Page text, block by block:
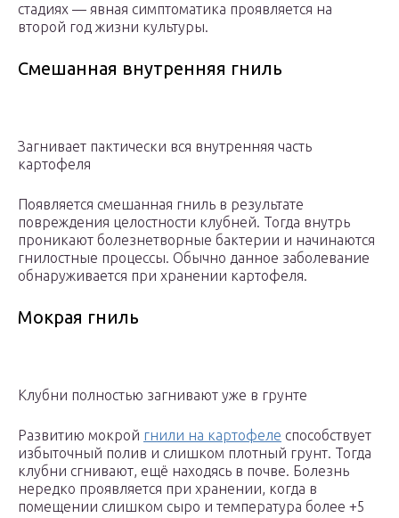
стадиях — явная симптоматика проявляется на
второй год жизни культуры.
Смешанная внутренняя гниль
Загнивает пактически вся внутренняя часть
картофеля
Появляется смешанная гниль в результате
повреждения целостности клубней. Тогда внутрь
проникают болезнетворные бактерии и начинаются
гнилостные процессы. Обычно данное заболевание
обнаруживается при хранении картофеля.
Мокрая гниль
Клубни полностью загнивают уже в грунте
Развитию мокрой гнили на картофеле способствует
избыточный полив и слишком плотный грунт. Тогда
клубни сгнивают, ещё находясь в почве. Болезнь
нередко проявляется при хранении, когда в
помещении слишком сыро и температура более +5